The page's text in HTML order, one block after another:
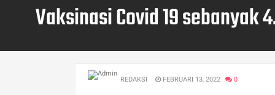
Vaksinasi Covid 19
REDAKSI FEBRUARI 13, 2022 0